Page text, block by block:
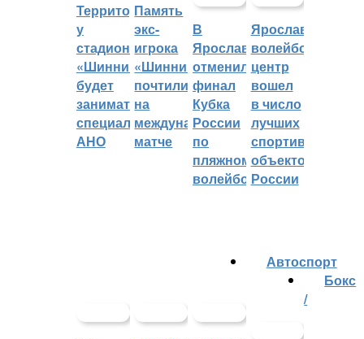
Территорией
у
стадиона
«Шинник»
будет
заниматься
специальное
АНО
Память
экс-
игрока
«Шинника»
почтили
на
международном
матче
В
Ярославле
отменили
финал
Кубка
России
по
пляжному
волейболу
Ярославский
волейбольный
центр
вошел
в число
лучших
спортивных
объектов
России
Автоспорт
Бокс
/